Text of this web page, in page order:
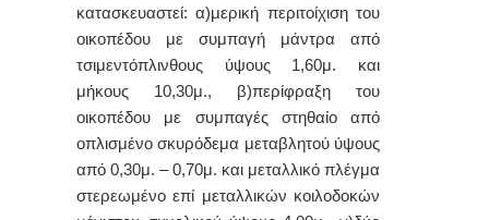
κατασκευαστεί: α)μερική περιτοίχιση του
οικοπέδου με συμπαγή μάντρα από
τσιμεντόπλινθους ύψους 1,60μ. και
μήκους 10,30μ., β)περίφραξη του
οικοπέδου με συμπαγές στηθαίο από
οπλισμένο σκυρόδεμα μεταβλητού ύψους
από 0,30μ. – 0,70μ. και μεταλλικό πλέγμα
στερεωμένο επί μεταλλικών κοιλοδοκών